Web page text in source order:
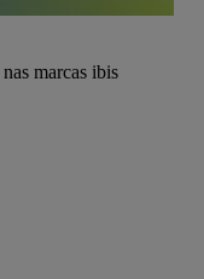
nas marcas ibis